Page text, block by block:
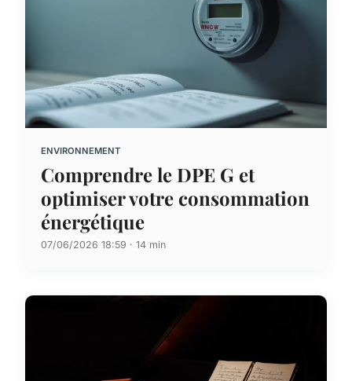
ENVIRONNEMENT
Comprendre le DPE G et
optimiser votre consommation
énergétique
07/06/2026 18:59 · 14 min